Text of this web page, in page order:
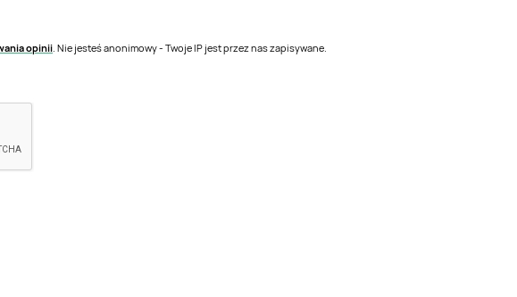
opinii. Nie jesteś anonimowy - Twoje IP jest przez nas zapisywane.